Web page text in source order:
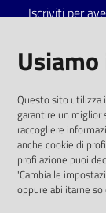
Iscriviti per
solo alle
comunitaria
SOCIAL
Questo sito utilizza
garantire un miglior
raccogliere
anche cookie di
profilazione puoi
'Cambia le
oppure abilitarne